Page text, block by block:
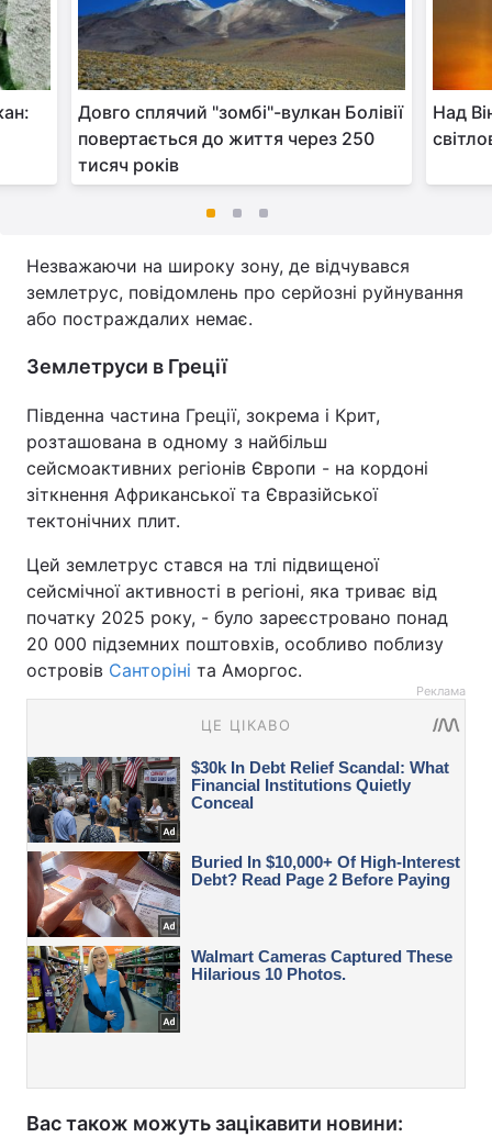
Довго сплячий "зомбі"-вулкан Болівії
повертається до життя через 250
тисяч років
Над
Незважаючи на широку зону, де відчувався
землетрус, повідомлень про серйозні руйнування
або постраждалих немає.
Землетруси в Греції
Південна частина Греції, зокрема і Крит,
розташована в одному з найбільш
сейсмоактивних регіонів Європи - на кордоні
зіткнення Африканської та Євразійської
тектонічних плит.
Цей землетрус стався на тлі підвищеної
сейсмічної активності в регіоні, яка триває від
початку 2025 року, - було зареєстровано понад
20 000 підземних поштовхів, особливо поблизу
островів Санторіні та Аморгос.
Реклама
Вас також можуть зацікавити новини: